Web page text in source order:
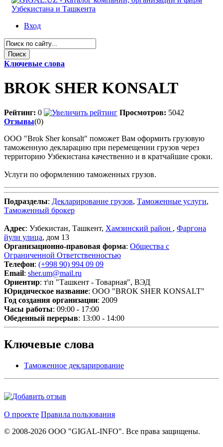
Вход
Ключевые слова
BROK SHER KONSALT
Рейтинг: 0 Просмотров: 5042
Отзывы(0)
ООО "Brok Sher konsalt" поможет Вам оформить грузовую
таможенную декларацию при перемещении грузов через
территорию Узбекистана качественно и в кратчайшие сроки.
Услуги по оформлению таможенных грузов.
Подразделы: Декларирование грузов, Таможенные услуги,
Таможенный брокер
Адрес: Узбекистан, Ташкент, Хамзинский район , Фаргона
йули улица, дом 13
Организационно-правовая форма: Общества с
Ограниченной Ответственностью
Телефон: (+998 90) 994 09 09
Email: sher.um@mail.ru
Ориентир: т\п "Ташкент - Товарная", ВЭД
Юридическое название: ООО "BROK SHER KONSALT"
Год создания организации: 2009
Часы работы: 09:00 - 17:00
Обеденный перерыв: 13:00 - 14:00
Ключевые слова
Таможенное декларирование
О проекте Правила пользования
© 2008-2026 ООО "GIGAL-INFO". Все права защищены.